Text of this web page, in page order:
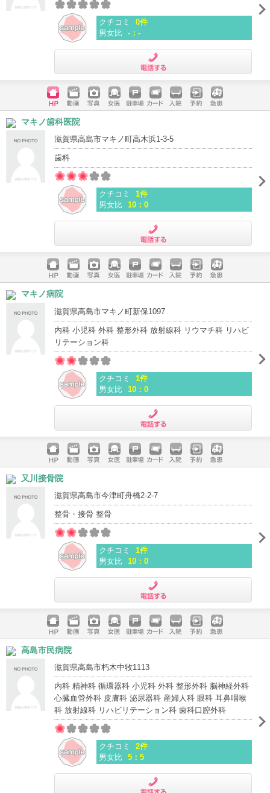
クチコミ
0件
男女比 -：-
ホームペ
ージ
動画 写真 女医 駐車場
クレジッ
入院 予約 急患
マキノ歯科医院
滋賀県高島市マキノ町高木浜1-3-5
歯科
クチコミ
1件
男女比 10：0
ホームペ
ージ
動画 写真 女医 駐車場
クレジッ
入院 予約 急患
マキノ病院
滋賀県高島市マキノ町新保1097
内科 小児科 外科 整形外科 放射線科 リウマチ科 リハビ
リテーション科
クチコミ
1件
男女比
10：0
ホームペ
ージ
動画 写真 女医 駐車場
クレジッ
入院 予約 急患
又川接骨院
滋賀県高島市今津町舟橋2-2-7
整骨・接骨 整骨
クチコミ
1件
男女比
10：0
ホームペ
ージ
動画 写真 女医 駐車場
クレジッ
入院 予約 急患
高島市民病院
滋賀県高島市朽木中牧1113
内科 精神科 循環器科 小児科 外科 整形外科 脳神経外科
心臓血管外科 皮膚科 泌尿器科 産婦人科 眼科 耳鼻咽喉
科 放射線科 リハビリテーション科 歯科口腔外科
クチコミ
2件
男女比 5：5